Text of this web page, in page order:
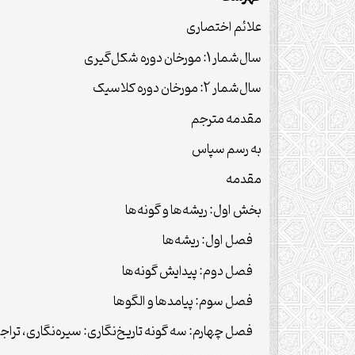
علائم اختصاری
سال‌شمار 1: مورخان دوره شکل‌گیری
سال‌شمار 2: مورخان دوره کلاسیک
مقدمه مترجم
به رسم سپاس
مقدمه
بخش اول: ریشه‌ها و گونه‌ها
فصل اول: ریشه‌ها
فصل دوم: پیدایش گونه‌ها
فصل سوم: پیامدها و الگوها
فصل چهارم: سه گونه تاریخ‌نگاری: سیره‌نگاری،